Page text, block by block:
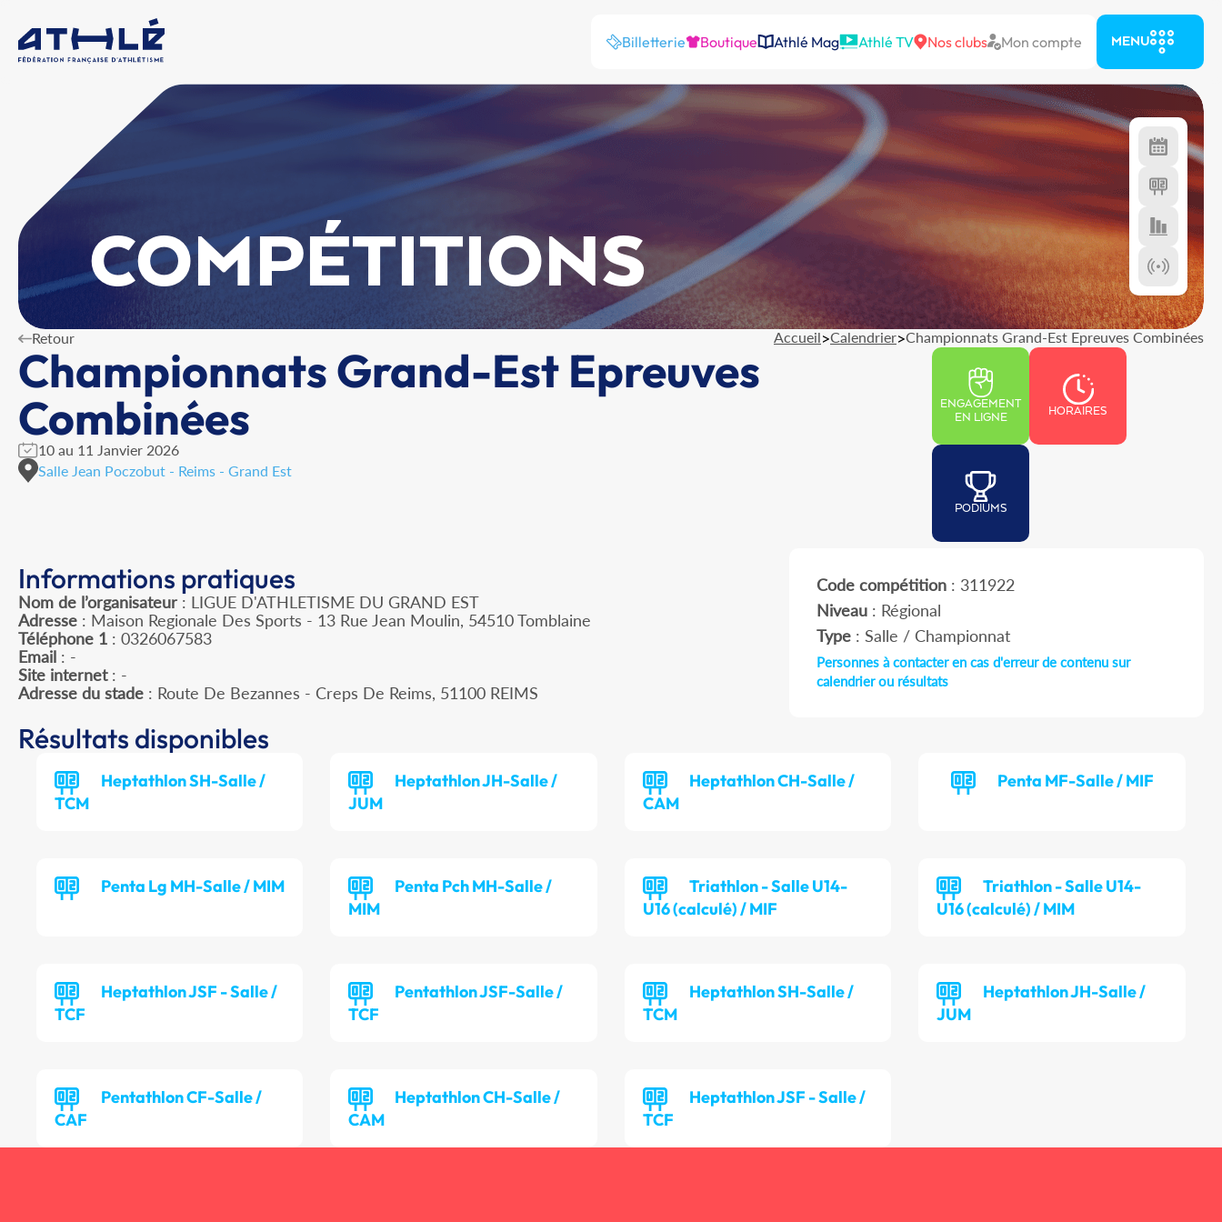
Billetterie Boutique Athlé Mag Athlé TV Nos clubs Mon compte MENU
COMPÉTITIONS
Retour Accueil>Calendrier>Championnats Grand-Est Epreuves Combinées
Championnats Grand-Est Epreuves
Combinées
10 au 11 Janvier 2026
Salle Jean Poczobut - Reims - Grand Est
ENGAGEMENT
EN LIGNE
HORAIRES
PODIUMS
Informations pratiques
Nom de l’organisateur : LIGUE D'ATHLETISME DU GRAND EST
Adresse : Maison Regionale Des Sports - 13 Rue Jean Moulin, 54510 Tomblaine
Téléphone 1 : 0326067583
Email : -
Site internet: -
Adresse du stade : Route De Bezannes - Creps De Reims, 51100 REIMS
Code compétition: 311922
Niveau: Régional
Type: Salle / Championnat
Personnes à contacter en cas d'erreur de contenu sur
calendrier ou résultats
Résultats disponibles
Heptathlon SH-Salle /
TCM
Heptathlon JH-Salle /
JUM
Heptathlon CH-Salle /
CAM
Penta MF-Salle / MIF
Penta Lg MH-Salle / MIM
Penta Pch MH-Salle /
MIM
Triathlon - Salle U14-
U16 (calculé) / MIF
Triathlon - Salle U14-
U16 (calculé) / MIM
Heptathlon JSF - Salle /
TCF
Pentathlon JSF-Salle /
TCF
Heptathlon SH-Salle /
TCM
Heptathlon JH-Salle /
JUM
Pentathlon CF-Salle /
CAF
Heptathlon CH-Salle /
CAM
Heptathlon JSF - Salle /
TCF